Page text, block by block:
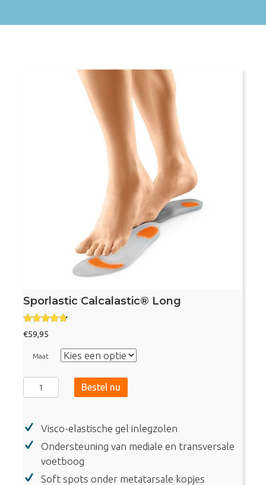
Sporlastic Calcalastic® Long
Gewaardee
rd
uit 5
€59,95
Maat
Sporlastic
Calcalastic®
aantal
Bestel nu
Visco-elastische gel inlegzolen
Ondersteuning van mediale en transversale
voetboog
Soft spots onder metatarsale kopjes